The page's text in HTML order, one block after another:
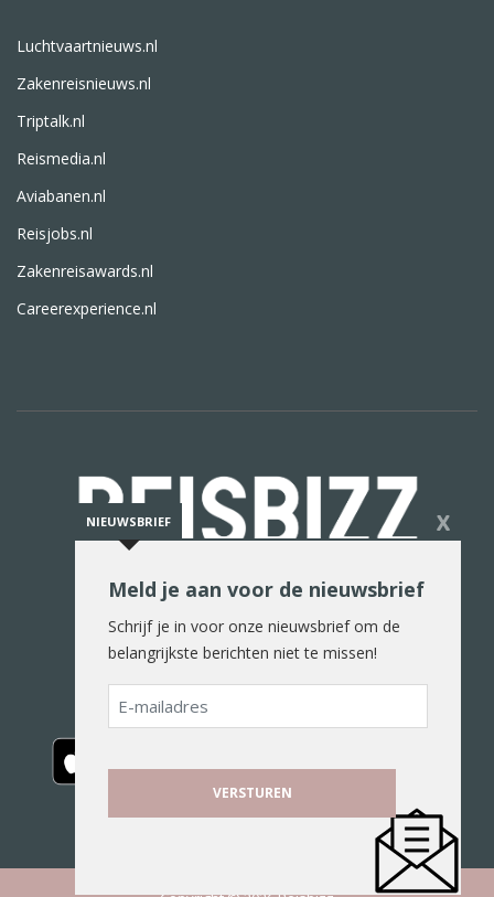
Luchtvaartnieuws.nl
Zakenreisnieuws.nl
Triptalk.nl
Reismedia.nl
Aviabanen.nl
Reisjobs.nl
Zakenreisawards.nl
Careerexperience.nl
De reiswereld in woord en beeld
NIEUWSBRIEF X
Meld je aan voor de nieuwsbrief
Schrijf je in voor onze nieuwsbrief om de
belangrijkste berichten niet te missen!
E-
mailadres